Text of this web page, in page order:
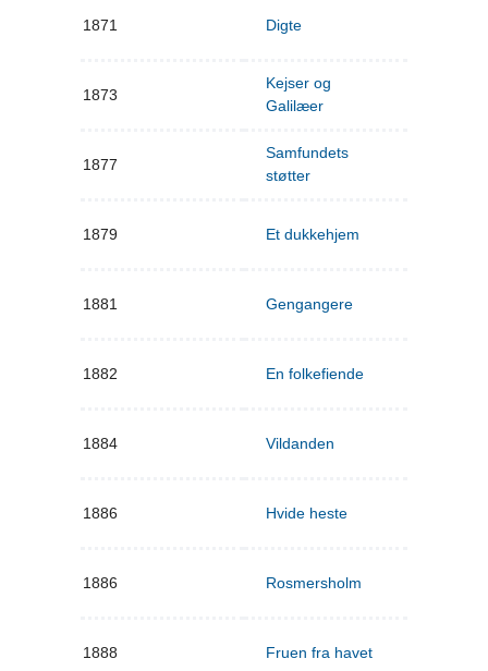
1871 Digte
1873
Kejser og
Galilæer
1877
Samfundets
støtter
1879 Et dukkehjem
1881 Gengangere
1882 En folkefiende
1884 Vildanden
1886 Hvide heste
1886 Rosmersholm
1888 Fruen fra havet